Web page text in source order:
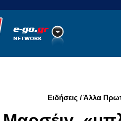
Ειδήσεις / Άλλα